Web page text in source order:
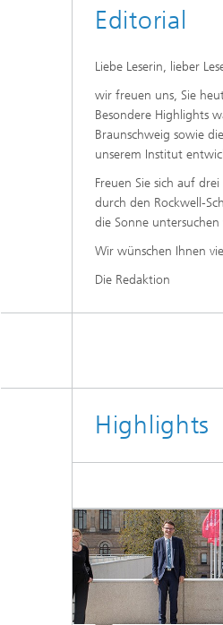
Editorial
Liebe Leserin, lieber
wir freuen uns, Sie
Besondere Highlights
Braunschweig sowie
unserem Institut
Freuen Sie sich auf
durch den Rockwell-
die Sonne
Wir wünschen Ihnen
Die Redaktion
Highlights